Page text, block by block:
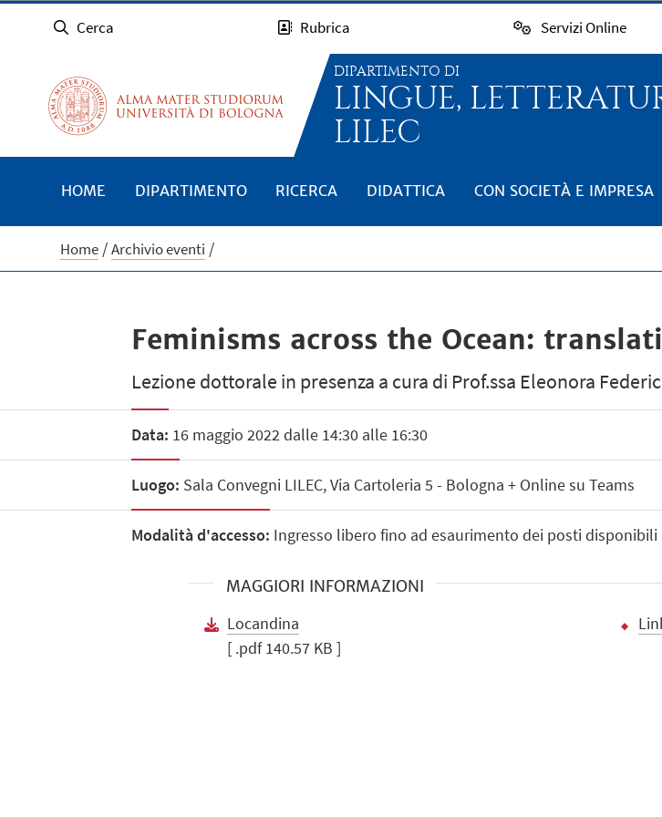
Cerca Rubrica Servizi Online
DIPARTIMENTO DI
LINGUE,
LILEC
HOME DIPARTIMENTO RICERCA DIDATTICA CON SOCIETÀ E IMPRESA
Home Archivio eventi
Feminisms across the Ocean:
Lezione dottorale in presenza a cura di Prof.ssa Eleonora
Data: 16 maggio 2022 dalle 14:30 alle 16:30
Luogo: Sala Convegni LILEC, Via Cartoleria 5 - Bologna + Online su Teams
Modalità d'accesso: Ingresso libero fino ad esaurimento dei posti disponibili
MAGGIORI INFORMAZIONI
Locandina
[ .pdf 140.57 KB ]